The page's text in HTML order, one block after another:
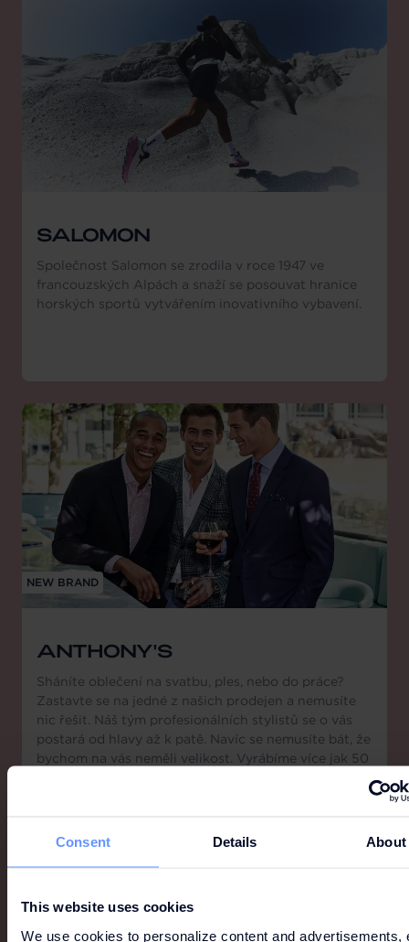
Consent Details About
This website uses cookies
We use cookies to personalize content and advertisements,
SALOMON
Společnost Salomon se zrodila v roce 1947 ve
francouzských Alpách a snaží se posouvat hranice
horských sportů vytvářením inovativního vybavení.
NEW BRAND
ANTHONY'S
Sháníte oblečení na svatbu, ples, nebo do práce?
Zastavte se na jedné z našich prodejen a nemusíte
nic řešit. Náš tým profesionálních stylistů se o vás
postará od hlavy až k patě. Navíc se nemusíte bát, že
bychom na vás neměli velikost. Vyrábíme více jak 50